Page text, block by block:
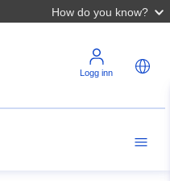
How do you know?
Logg inn